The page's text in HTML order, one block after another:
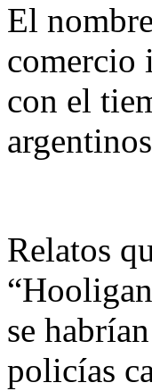
El
comercio
con el
Relatos
se
policías